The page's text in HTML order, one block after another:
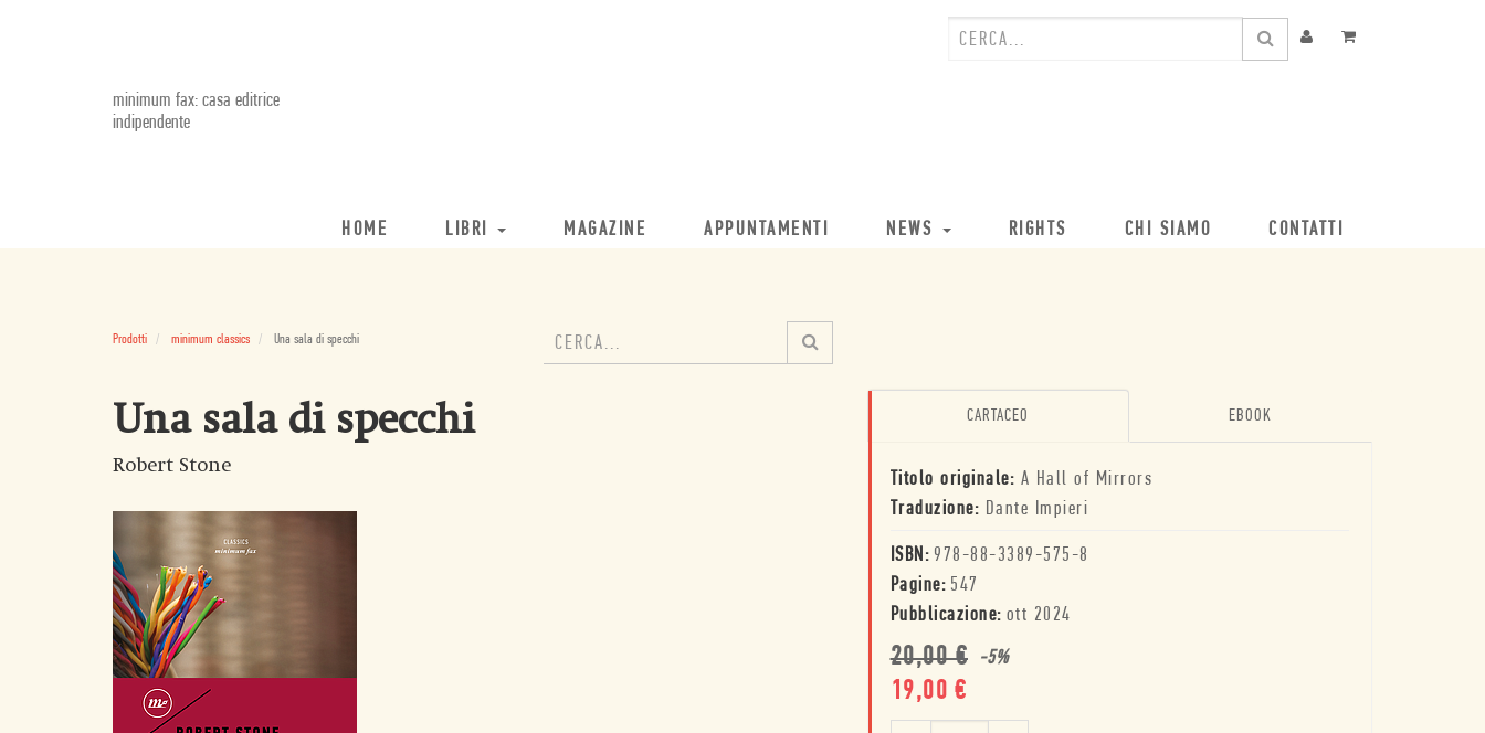
minimum fax: casa editrice
indipendente
HOME LIBRI MAGAZINE APPUNTAMENTI NEWS RIGHTS CHI SIAMO CONTATTI
Prodotti minimum classics Una sala di specchi
Una sala di specchi
Robert Stone
CARTACEO EBOOK
Titolo originale: A Hall of Mirrors
Traduzione: Dante Impieri
ISBN: 978-88-3389-575-8
Pagine: 547
Pubblicazione: ott 2024
20,00€ -5%
19,00 €